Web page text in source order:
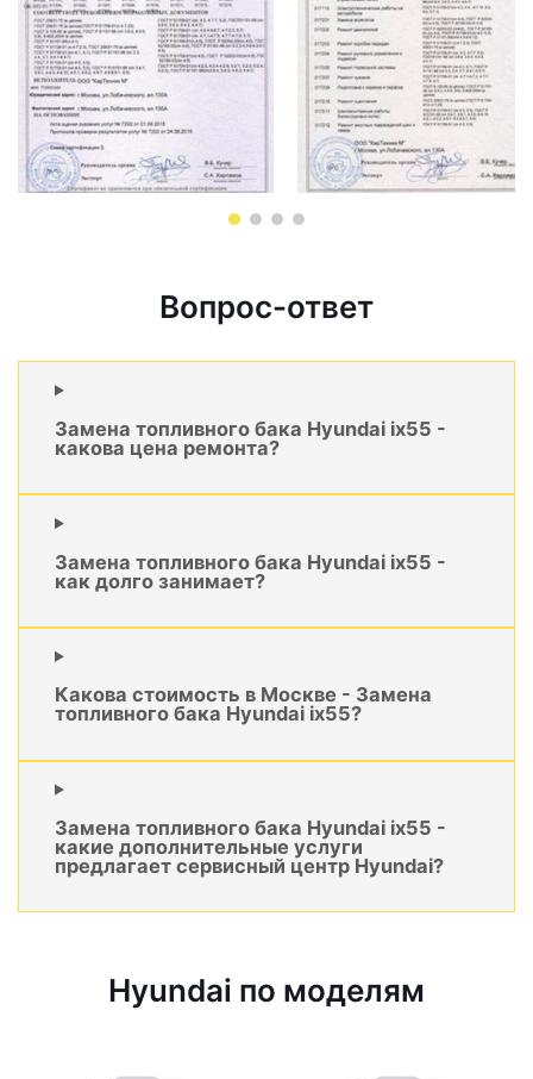
Вопрос-ответ
Замена топливного бака Hyundai ix55 -
какова цена ремонта?
Замена топливного бака Hyundai ix55 -
как долго занимает?
Какова стоимость в Москве - Замена
топливного бака Hyundai ix55?
Замена топливного бака Hyundai ix55 -
какие дополнительные услуги
предлагает сервисный центр Hyundai?
Hyundai по моделям